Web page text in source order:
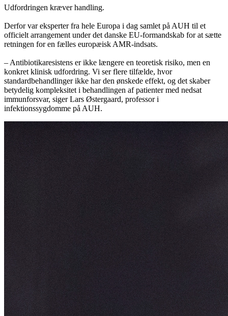
Udfordringen kræver handling.
Derfor var eksperter fra hele Europa i dag samlet på AUH til et
officielt arrangement under det danske EU-formandskab for at sætte
retningen for en fælles europæisk AMR-indsats.
– Antibiotikaresistens er ikke længere en teoretisk risiko, men en
konkret klinisk udfordring. Vi ser flere tilfælde, hvor
standardbehandlinger ikke har den ønskede effekt, og det skaber
betydelig kompleksitet i behandlingen af patienter med nedsat
immunforsvar, siger Lars Østergaard, professor i
infektionssygdomme på AUH.